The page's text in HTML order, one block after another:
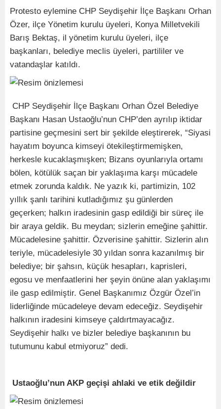
Protesto eylemine CHP Seydişehir İlçe Başkanı Orhan
Özer, ilçe Yönetim kurulu üyeleri, Konya Milletvekili
Barış Bektaş, il yönetim kurulu üyeleri, ilçe
başkanları, belediye meclis üyeleri, partililer ve
vatandaşlar katıldı.
CHP Seydişehir İlçe Başkanı Orhan Özel Belediye
Başkanı Hasan Ustaoğlu’nun CHP’den ayrılıp iktidar
partisine geçmesini sert bir şekilde eleştirerek, “Siyasi
hayatım boyunca kimseyi ötekileştirmemişken,
herkesle kucaklaşmışken; Bizans oyunlarıyla ortamı
bölen, kötülük saçan bir yaklaşıma karşı mücadele
etmek zorunda kaldık. Ne yazık ki, partimizin, 102
yıllık şanlı tarihini kutladığımız şu günlerden
geçerken; halkın iradesinin gasp edildiği bir süreç ile
bir araya geldik. Bu meydan; sizlerin emeğine şahittir.
Mücadelesine şahittir. Özverisine şahittir. Sizlerin alın
teriyle, mücadelesiyle 30 yıldan sonra kazanılmış bir
belediye; bir şahsın, küçük hesapları, kaprisleri,
egosu ve menfaatlerini her şeyin önüne alan yaklaşımı
ile gasp edilmiştir. Genel Başkanımız Özgür Özel’in
liderliğinde mücadeleye devam edeceğiz. Seydişehir
halkının iradesini kimseye çaldırtmayacağız.
Seydişehir halkı ve bizler belediye başkanının bu
tutumunu kabul etmiyoruz” dedi.
Ustaoğlu’nun AKP geçişi ahlaki ve etik değildir